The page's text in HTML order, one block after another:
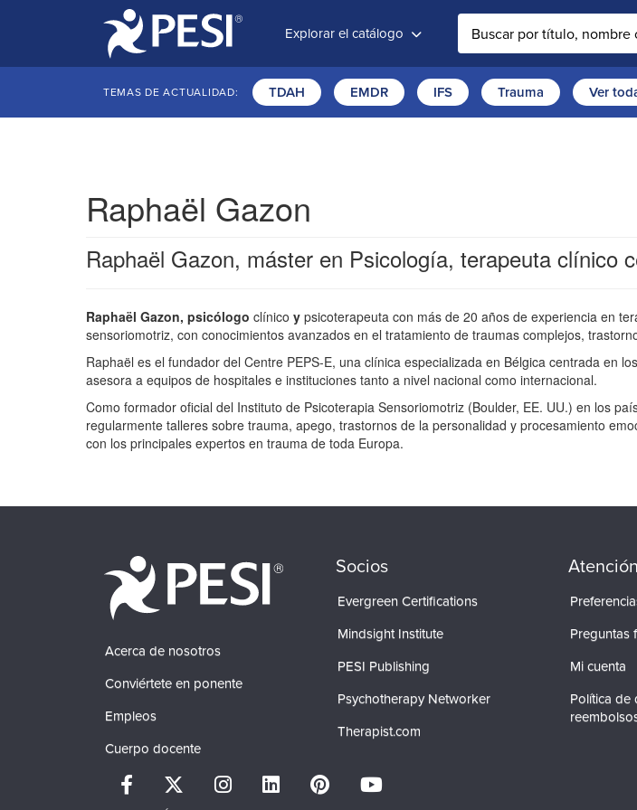
Explorar el catálogo Buscar en la web
TEMAS DE ACTUALIDAD: TDAH EMDR IFS Trauma Ver
Raphaël Gazon
Raphaël Gazon, máster en Psicología, terapeuta clínico
Raphaël Gazon, psicólogo clínico y psicoterapeuta con más de 20 años de experiencia en
sensoriomotriz, con conocimientos avanzados en el tratamiento de traumas complejos,
Raphaël es el fundador del Centre PEPS-E, una clínica especializada en Bélgica centrada en
asesora a equipos de hospitales e instituciones tanto a nivel nacional como internacional.
Como formador oficial del Instituto de Psicoterapia Sensoriomotriz (Boulder, EE. UU.) en los
regularmente talleres sobre trauma, apego, trastornos de la personalidad y procesamiento
con los principales expertos en trauma de toda Europa.
Acerca de nosotros
Conviértete en ponente
Empleos
Cuerpo docente
Socios
Evergreen Certifications
Mindsight Institute
PESI Publishing
Psychotherapy Networker
Therapist.com
Preguntas
Mi cuenta
Política de